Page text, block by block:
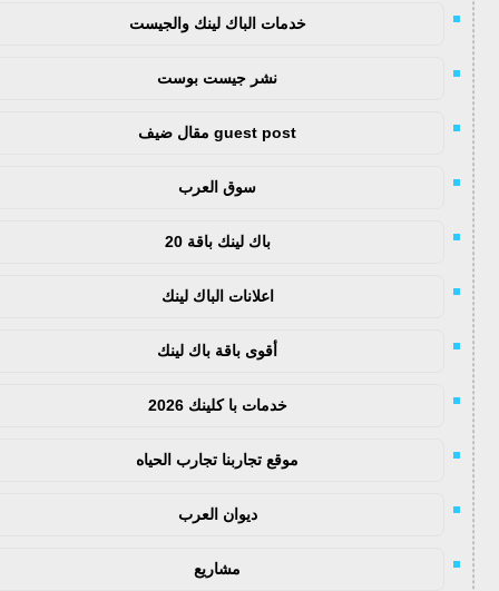
خدمات الباك لينك والجيست
نشر جيست بوست
guest post مقال ضيف
سوق العرب
باك لينك باقة 20
اعلانات الباك لينك
أقوى باقة باك لينك
خدمات با كلينك 2026
موقع تجاربنا تجارب الحياه
ديوان العرب
مشاريع